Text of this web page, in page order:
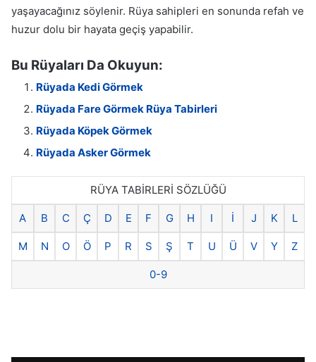
yaşayacağınız söylenir. Rüya sahipleri en sonunda refah ve
huzur dolu bir hayata geçiş yapabilir.
Bu Rüyaları Da Okuyun:
Rüyada Kedi Görmek
Rüyada Fare Görmek Rüya Tabirleri
Rüyada Köpek Görmek
Rüyada Asker Görmek
RÜYA TABİRLERİ SÖZLÜĞÜ
A B C Ç D E F G H I İ J K L
M N O Ö P R S Ş T U Ü V Y Z
0-9